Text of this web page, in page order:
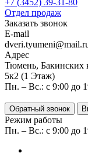
+7 (3452) 39-31-80
Отдел продаж
Заказать звонок
E-mail
Адрес
Тюмень, Бакинских
5к2 (1 Этаж)
Пн. – Вс.: с 9:00 до
Обратный звонок
Режим работы
Пн. – Вс.: с 9:00 до